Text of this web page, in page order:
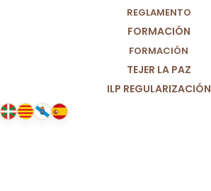
REGLAMENTO
FORMACIÓN
FORMACIÓN
TEJER LA PAZ
ILP REGULARIZACIÓN